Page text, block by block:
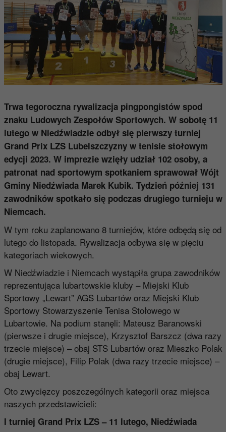
Trwa tegoroczna rywalizacja pingpongistów spod
znaku Ludowych Zespołów Sportowych. W sobotę 11
lutego w Niedźwiadzie odbył się pierwszy turniej
Grand Prix LZS Lubelszczyzny w tenisie stołowym
edycji 2023. W imprezie wzięły udział 102 osoby, a
patronat nad sportowym spotkaniem sprawował Wójt
Gminy Niedźwiada Marek Kubik. Tydzień później 131
zawodników spotkało się podczas drugiego turnieju w
Niemcach.
W tym roku zaplanowano 8 turniejów, które odbędą się od
lutego do listopada. Rywalizacja odbywa się w pięciu
kategoriach wiekowych.
W Niedźwiadzie i Niemcach wystąpiła grupa zawodników
reprezentująca lubartowskie kluby – Miejski Klub
Sportowy „Lewart” AGS Lubartów oraz Miejski Klub
Sportowy Stowarzyszenie Tenisa Stołowego w
Lubartowie. Na podium stanęli: Mateusz Baranowski
(pierwsze i drugie miejsce), Krzysztof Barszcz (dwa razy
trzecie miejsce) – obaj STS Lubartów oraz Mieszko Polak
(drugie miejsce), Filip Polak (dwa razy trzecie miejsce) –
obaj Lewart.
Oto zwycięzcy poszczególnych kategorii oraz miejsca
naszych przedstawicieli:
I turniej Grand Prix LZS – 11 lutego, Niedźwiada